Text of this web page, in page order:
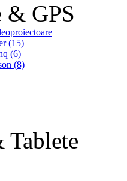
& GPS
(15)
(6)
(8)